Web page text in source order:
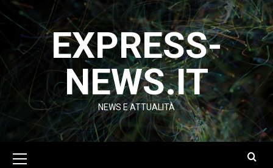
contenuto
EXPRESS-
NEWS.IT
NEWS E ATTUALITÀ
principale